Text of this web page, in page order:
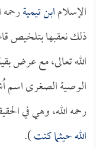
الإسلامابن تيمية
ذلك نعقبها بتلخيص
الله تعالى، مع عرض
الوصية الصغرى اسم
رحمه الله، وهي في
الله حيثما كنت).